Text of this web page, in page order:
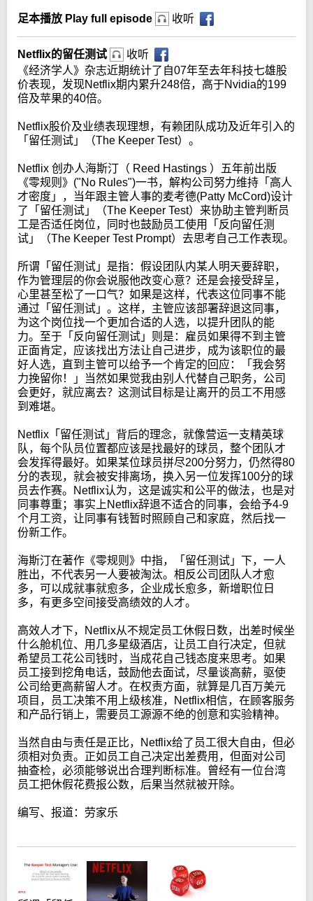
足本播放 Play full episode 收听
Netflix的留任测试
收听
《经济学人》杂志近期统计了自07年至去年科技七雄股
价表现，发现Netflix期内累升248倍，高于Nvidia的199
倍及苹果的40倍。
Netflix股价及业绩表现理想，有赖团队成功及近年引入的
「留任测试」（The Keeper Test）。
Netflix 创办人海斯汀（ Reed Hastings ）五年前出版
《零规则》("No Rules")一书，解构公司努力维持「高人
才密度」，当年跟主管人事的麦考德(Patty McCord)设计
了「留任测试」（The Keeper Test）来协助主管判断员
工是否适任岗位，同时也鼓励员工使用「反向留任测
试」（The Keeper Test Prompt）去思考自己工作表现。
所谓「留任测试」是指：假设团队内某人明天要辞职，
作为管理层的你会说服他改变心意？还是会接受辞呈，
心里甚至松了一口气？如果是这样，代表这位同事不能
通过「留任测试」。这样，主管应该部署辞退这同事，
为这个岗位找一个更加合适的人选，以提升团队的能
力。至于「反向留任测试」则是：雇员如果得不到主管
正面肯定，应该找出方法让自己进步，成为该职位的最
好人选，直到主管可以给予一个肯定的回应：「我会努
力挽留你！」当然如果觉我由别人代替自己职务，公司
会更好，就应离去？这测试目标是让离开的员工不用感
到难堪。
Netflix「留任测试」背后的理念，就像营运一支精英球
队，每个队员位置都应该是找最好的球员，整个团队才
会发挥得最好。如果某位球员拼尽200分努力，仍然得80
分的表现，就会被安排离场，换入另一位发挥100分的球
员去作赛。Netflix认为，这是诚实和公平的做法，也是对
同事尊重；事实上Netflix辞退不适合的同事，会给予4-9
个月工资，让同事有钱暂时照顾自己和家庭，然后找一
份新工作。
海斯汀在著作《零规则》中指，「留任测试」下，一人
胜出，不代表另一人要被淘汰。相反公司团队人才愈
多，可以成就事就愈多，企业成长愈多，新增职位日
多，有更多空间接受高绩效的人才。
高效人才下，Netflix从不规定员工休假日数，出差时候坐
什么舱机位、用几多星级酒店，让员工自行决定，但就
希望员工花公司钱时，当成花自己钱态度来思考。如果
员工接到挖角电话，鼓励他去面试，尽量谈高薪，驱使
公司给更高薪留人才。在权责方面，就算是几百万美元
项目，员工决策不用上级核准，Netflix相信，在顾客服务
和产品行销上，需要员工源源不绝的创意和实验精神。
当然自由与责任是正比，Netflix给了员工很大自由，但必
须相对负责。正如员工自己决定出差费用，但面对公司
抽查检，必须能够说出合理判断标准。曾经有一位台湾
员工把休假花费报公数，后果当然就被开除。
编写、报道：劳家乐